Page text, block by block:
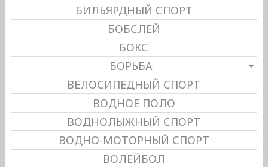
БИЛЬЯРДНЫЙ СПОРТ
БОБСЛЕЙ
БОКС
БОРЬБА
ВЕЛОСИПЕДНЫЙ СПОРТ
ВОДНОЕ ПОЛО
ВОДНОЛЫЖНЫЙ СПОРТ
ВОДНО-МОТОРНЫЙ СПОРТ
ВОЛЕЙБОЛ